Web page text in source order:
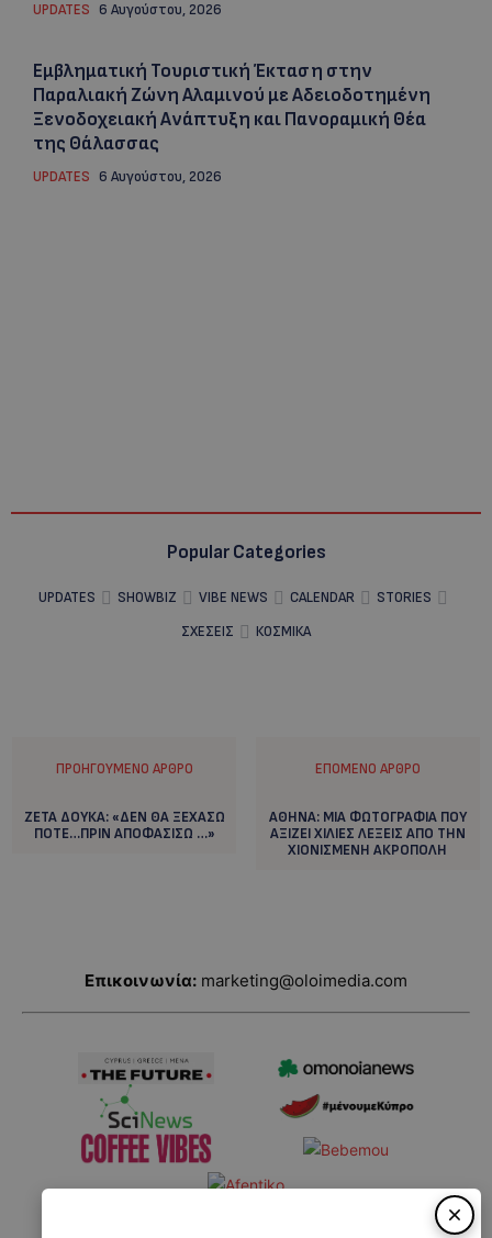
UPDATES 6 Αυγούστου, 2026
Εμβληματική Τουριστική Έκταση στην
Παραλιακή Ζώνη Αλαμινού με Αδειοδοτημένη
Ξενοδοχειακή Ανάπτυξη και Πανοραμική Θέα
της Θάλασσας
UPDATES 6 Αυγούστου, 2026
Popular Categories
UPDATES SHOWBIZ VIBE NEWS CALENDAR
STORIES
ΣΧΕΣΕΙΣ
ΚΟΣΜΙΚΑ
ΠΡΟΗΓΟΎΜΕΝΟ ΆΡΘΡΟ
ZETA ΔΟΥΚΑ: «ΔΕΝ ΘΑ ΞΕΧΑΣΩ
ΠΟΤΕ…ΠΡΙΝ ΑΠΟΦΑΣΙΣΩ …»
ΕΠΌΜΕΝΟ ΆΡΘΡΟ
ΑΘΗΝΑ: MIA ΦΩΤΟΓΡΑΦΙΑ ΠΟΥ
ΑΞΙΖΕΙ ΧΙΛΙΕΣ ΛΕΞΕΙΣ ΑΠΟ ΤΗΝ
ΧΙΟΝΙΣΜΕΝΗ ΑΚΡΟΠΟΛΗ
Επικοινωνία: marketing@oloimedia.com